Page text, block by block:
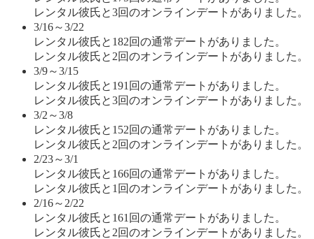
レンタル彼氏と3回のオンラインデートがありました。
3/16～3/22
レンタル彼氏と182回の通常デートがありました。
レンタル彼氏と2回のオンラインデートがありました。
3/9～3/15
レンタル彼氏と191回の通常デートがありました。
レンタル彼氏と3回のオンラインデートがありました。
3/2～3/8
レンタル彼氏と152回の通常デートがありました。
レンタル彼氏と2回のオンラインデートがありました。
2/23～3/1
レンタル彼氏と166回の通常デートがありました。
レンタル彼氏と1回のオンラインデートがありました。
2/16～2/22
レンタル彼氏と161回の通常デートがありました。
レンタル彼氏と2回のオンラインデートがありました。